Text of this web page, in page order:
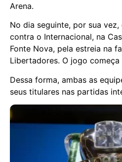
Arena.
No dia seguinte, por sua
contra o Internacional, na
Fonte Nova, pela estreia na
Libertadores. O jogo começa
Dessa forma, ambas as
seus titulares nas partidas